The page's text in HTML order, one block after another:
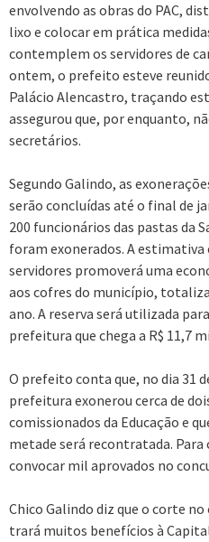
envolvendo as obras do PAC,
lixo e colocar em prática
contemplem os servidores de
ontem, o prefeito esteve
Palácio Alencastro, traçando
assegurou que, por enquanto,
secretários.
Segundo Galindo, as
serão concluídas até o final de
200 funcionários das pastas da
foram exonerados. A estimativa
servidores promoverá uma
aos cofres do município,
ano. A reserva será utilizada
prefeitura que chega a R$ 11,7
O prefeito conta que, no dia 31
prefeitura exonerou cerca de
comissionados da Educação e
metade será recontratada.
convocar mil aprovados no
Chico Galindo diz que o corte
trará muitos benefícios à